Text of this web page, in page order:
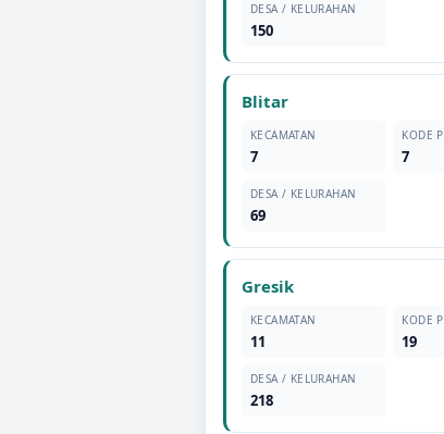
DESA / KELURAHAN
150
Blitar
KECAMATAN
7
KODE
7
DESA / KELURAHAN
69
Gresik
KECAMATAN
11
KODE
19
DESA / KELURAHAN
218